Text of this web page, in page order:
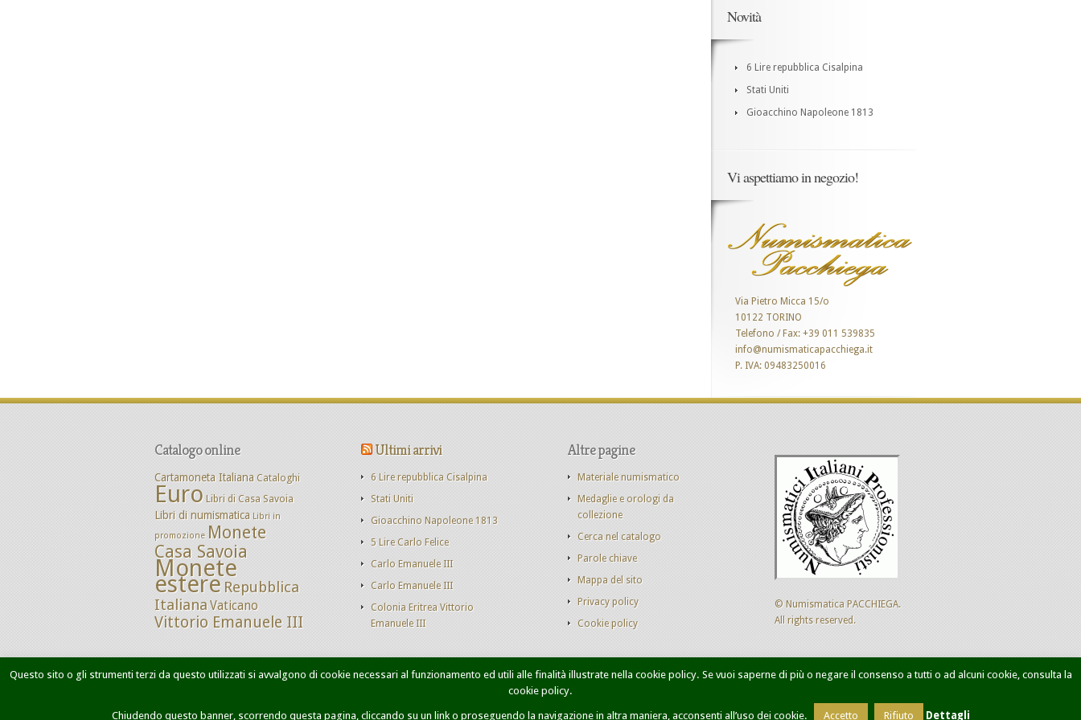
Novità
6 Lire repubblica Cisalpina
Stati Uniti
Gioacchino Napoleone 1813
Vi aspettiamo in negozio!
Via Pietro Micca 15/o
10122 TORINO
Telefono / Fax: +39 011 539835
info@numismaticapacchiega.it
P. IVA: 09483250016
Catalogo online
Cartamoneta Italiana Cataloghi
Euro Libri di Casa Savoia
Libri di numismatica Libri in
promozione Monete
Casa Savoia
Monete
estere Repubblica
ItalianaVaticano
Vittorio Emanuele III
Ultimi arrivi
6 Lire repubblica Cisalpina
Stati Uniti
Gioacchino Napoleone 1813
5 Lire Carlo Felice
Carlo Emanuele III
Carlo Emanuele III
Colonia Eritrea Vittorio
Emanuele III
Altre pagine
Materiale numismatico
Medaglie e orologi da
collezione
Cerca nel catalogo
Parole chiave
Mappa del sito
Privacy policy
Cookie policy
© Numismatica PACCHIEGA.
All rights reserved.
Home Dove siamo Monete Casa Savoia Catalogo monete Contatti Ricerca avanzata Designed by Sol Levante
Questo sito o gli strumenti terzi da questo utilizzati si avvalgono di cookie necessari al funzionamento ed utili alle finalità illustrate nella cookie policy. Se vuoi saperne di più o negare il consenso a tutti o ad alcuni cookie, consulta la
cookie policy.
Chiudendo questo banner, scorrendo questa pagina, cliccando su un link o proseguendo la navigazione in altra maniera, acconsenti all’uso dei cookie. Accetto Rifiuto Dettagli